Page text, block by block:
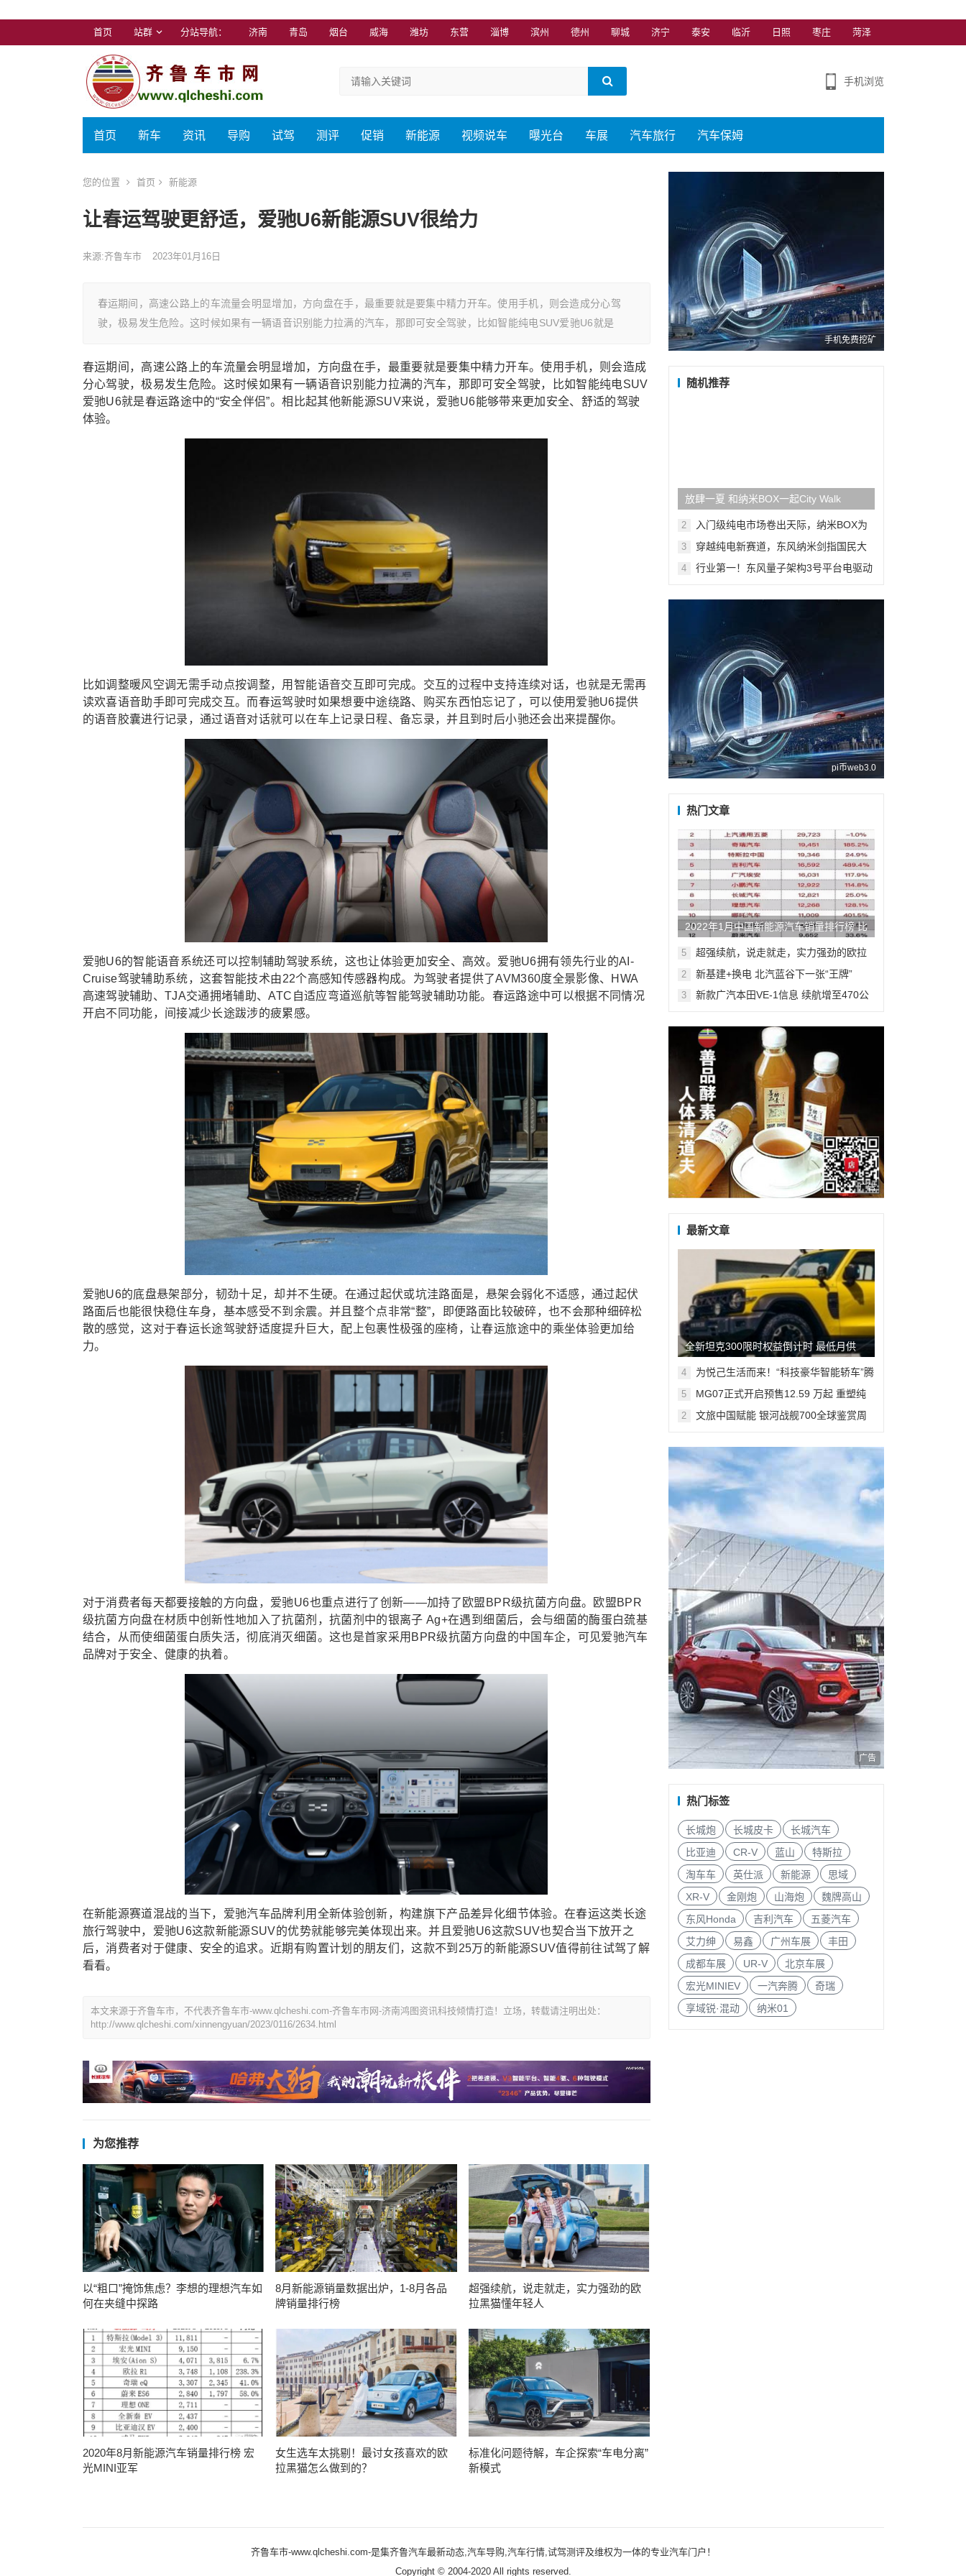
首页 站群 分站导航： 济南 青岛 烟台 威海 潍坊 东营 淄博 滨州 德州 聊城 济宁 泰安 临沂 日照 枣庄 菏泽
手机浏览
首页 新车 资讯 导购 试驾 测评 促销 新能源 视频说车 曝光台 车展 汽车旅行 汽车保姆
您的位置 首页 新能源
让春运驾驶更舒适，爱驰U6新能源SUV很给力
来源:齐鲁车市 2023年01月16日
春运期间，高速公路上的车流量会明显增加，方向盘在手，最重要就是要集中精力开车。使用手机，则会造成分心驾
驶，极易发生危险。这时候如果有一辆语音识别能力拉满的汽车，那即可安全驾驶，比如智能纯电SUV爱驰U6就是
春运期间，高速公路上的车流量会明显增加，方向盘在手，最重要就是要集中精力开车。使用手机，则会造成
分心驾驶，极易发生危险。这时候如果有一辆语音识别能力拉满的汽车，那即可安全驾驶，比如智能纯电SUV
爱驰U6就是春运路途中的“安全伴侣”。相比起其他新能源SUV来说，爱驰U6能够带来更加安全、舒适的驾驶
体验。
比如调整暖风空调无需手动点按调整，用智能语音交互即可完成。交互的过程中支持连续对话，也就是无需再
读欢喜语音助手即可完成交互。而春运驾驶时如果想要中途绕路、购买东西怕忘记了，可以使用爱驰U6提供
的语音胶囊进行记录，通过语音对话就可以在车上记录日程、备忘录，并且到时后小驰还会出来提醒你。
爱驰U6的智能语音系统还可以控制辅助驾驶系统，这也让体验更加安全、高效。爱驰U6拥有领先行业的AI-
Cruise驾驶辅助系统，这套智能技术由22个高感知传感器构成。为驾驶者提供了AVM360度全景影像、HWA
高速驾驶辅助、TJA交通拥堵辅助、ATC自适应弯道巡航等智能驾驶辅助功能。春运路途中可以根据不同情况
开启不同功能，间接减少长途跋涉的疲累感。
爱驰U6的底盘悬架部分，韧劲十足，却并不生硬。在通过起伏或坑洼路面是，悬架会弱化不适感，通过起伏
路面后也能很快稳住车身，基本感受不到余震。并且整个点非常“整”，即便路面比较破碎，也不会那种细碎松
散的感觉，这对于春运长途驾驶舒适度提升巨大，配上包裹性极强的座椅，让春运旅途中的乘坐体验更加给
力。
对于消费者每天都要接触的方向盘，爱驰U6也重点进行了创新——加持了欧盟BPR级抗菌方向盘。欧盟BPR
级抗菌方向盘在材质中创新性地加入了抗菌剂，抗菌剂中的银离子 Ag+在遇到细菌后，会与细菌的酶蛋白巯基
结合，从而使细菌蛋白质失活，彻底消灭细菌。这也是首家采用BPR级抗菌方向盘的中国车企，可见爱驰汽车
品牌对于安全、健康的执着。
在新能源赛道混战的当下，爱驰汽车品牌利用全新体验创新，构建旗下产品差异化细节体验。在春运这类长途
旅行驾驶中，爱驰U6这款新能源SUV的优势就能够完美体现出来。并且爱驰U6这款SUV也契合当下放开之
后，消费者对于健康、安全的追求。近期有购置计划的朋友们，这款不到25万的新能源SUV值得前往试驾了解
看看。
本文来源于齐鲁车市，不代表齐鲁车市-www.qlcheshi.com-齐鲁车市网-济南鸿图资讯科技倾情打造！立场，转载请注明出处：
http://www.qlcheshi.com/xinnengyuan/2023/0116/2634.html
为您推荐
以“粗口”掩饰焦虑？李想的理想汽车如
何在夹缝中探路
8月新能源销量数据出炉，1-8月各品
牌销量排行榜
超强续航，说走就走，实力强劲的欧
拉黑猫懂年轻人
2020年8月新能源汽车销量排行榜 宏
光MINI亚军
女生选车太挑剔！最讨女孩喜欢的欧
拉黑猫怎么做到的？
标准化问题待解，车企探索“车电分离”
新模式
手机免费挖矿
随机推荐
放肆一夏 和纳米BOX一起City Walk
2
入门级纯电市场卷出天际，纳米BOX为
3
穿越纯电新赛道，东风纳米剑指国民大
4
行业第一！东风量子架构3号平台电驱动
pi币web3.0
热门文章
2022年1月中国新能源汽车销量排行榜 比
亚迪遥遥领先
5
超强续航，说走就走，实力强劲的欧拉
2 ​新基建+换电 北汽蓝谷下一张“王牌”
3
新款广汽本田VE-1信息 续航增至470公
广告
最新文章
全新坦克300限时权益倒计时 最低月供
382元解锁人生大玩具
4
为悦己生活而来！“科技豪华智能轿车”腾
5
MG07正式开启预售12.59 万起 重塑纯
2
文旅中国赋能 银河战舰700全球鉴赏周
广告
热门标签
长城炮 长城皮卡
长城汽车
比亚迪
CR-V 蓝山
特斯拉
淘车车
英仕派 新能源
思域
XR-V
金刚炮 山海炮
魏牌高山
东风Honda
吉利汽车
五菱汽车
艾力绅
易鑫 广州车展
丰田
成都车展
UR-V
北京车展
宏光MINIEV
一汽奔腾
奇瑞
享域锐·混动
纳米01
齐鲁车市-www.qlcheshi.com-是集齐鲁汽车最新动态,汽车导购,汽车行情,试驾测评及维权为一体的专业汽车门户！
Copyright © 2004-2020 All rights reserved.